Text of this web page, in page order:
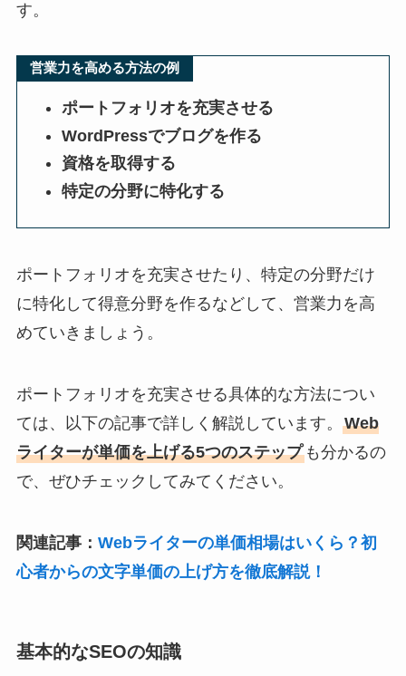
す。
営業力を高める方法の例
ポートフォリオを充実させる
WordPressでブログを作る
資格を取得する
特定の分野に特化する
ポートフォリオを充実させたり、特定の分野だけ
に特化して得意分野を作るなどして、営業力を高
めていきましょう。
ポートフォリオを充実させる具体的な方法につい
ては、以下の記事で詳しく解説しています。 Web
ライターが単価を上げる5つのステップも分かるの
で、ぜひチェックしてみてください。
関連記事： Webライターの単価相場はいくら？初
心者からの文字単価の上げ方を徹底解説！
基本的なSEOの知識